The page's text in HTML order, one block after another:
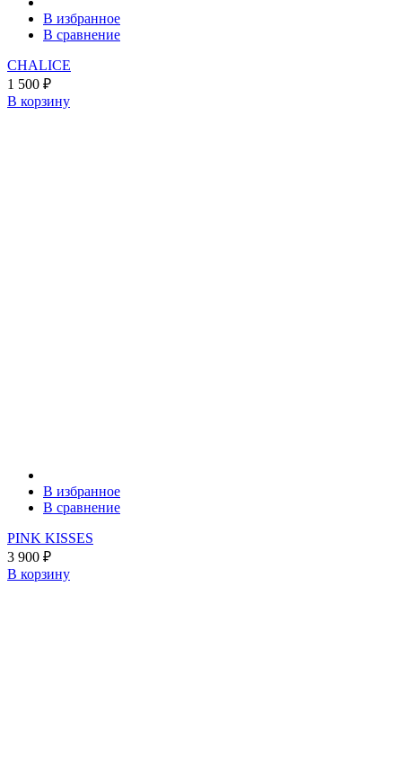
В избранное
В сравнение
CHALICE
1 500 ₽
В корзину
В избранное
В сравнение
PINK KISSES
3 900 ₽
В корзину